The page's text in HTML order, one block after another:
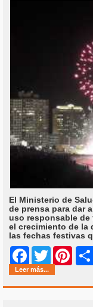
El Ministerio de
de prensa para dar
uso responsable
el crecimiento de la
las fechas festivas
Facebook
Twitter
Leer más...